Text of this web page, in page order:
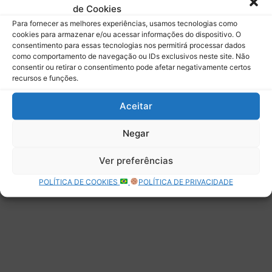
de Cookies
Para fornecer as melhores experiências, usamos tecnologias como
cookies para armazenar e/ou acessar informações do dispositivo. O
consentimento para essas tecnologias nos permitirá processar dados
como comportamento de navegação ou IDs exclusivos neste site. Não
consentir ou retirar o consentimento pode afetar negativamente certos
recursos e funções.
Aceitar
Negar
Ver preferências
POLÍTICA DE COOKIES POLÍTICA DE PRIVACIDADE
Deixe uma resposta